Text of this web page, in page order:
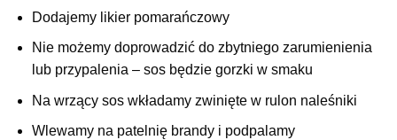
Dodajemy likier pomarańczowy
Nie możemy doprowadzić do zbytniego zarumienienia
lub przypalenia – sos będzie gorzki w smaku
Na wrzący sos wkładamy zwinięte w rulon naleśniki
Wlewamy na patelnię brandy i podpalamy